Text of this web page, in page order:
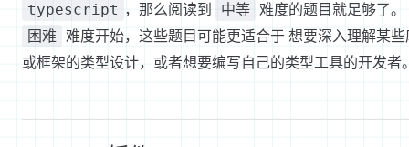
typescript ，那么阅读到 中等 难度的题目就足够了。
困难 难度开始，这些题目可能更适合于 想要深入理解某些
或框架的类型设计，或者想要编写自己的类型工具的开发者